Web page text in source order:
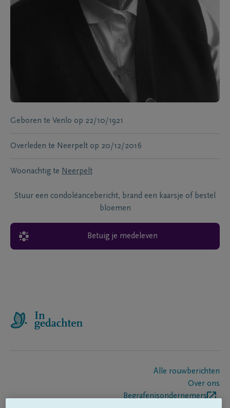
Geboren te Venlo op 22/10/1921
Overleden te Neerpelt op 20/12/2016
Woonachtig te Neerpelt
Stuur een condoléancebericht, brand een kaarsje of bestel
bloemen
Betuig je medeleven
Alle rouwberichten
Over ons
Begrafenisondernemers